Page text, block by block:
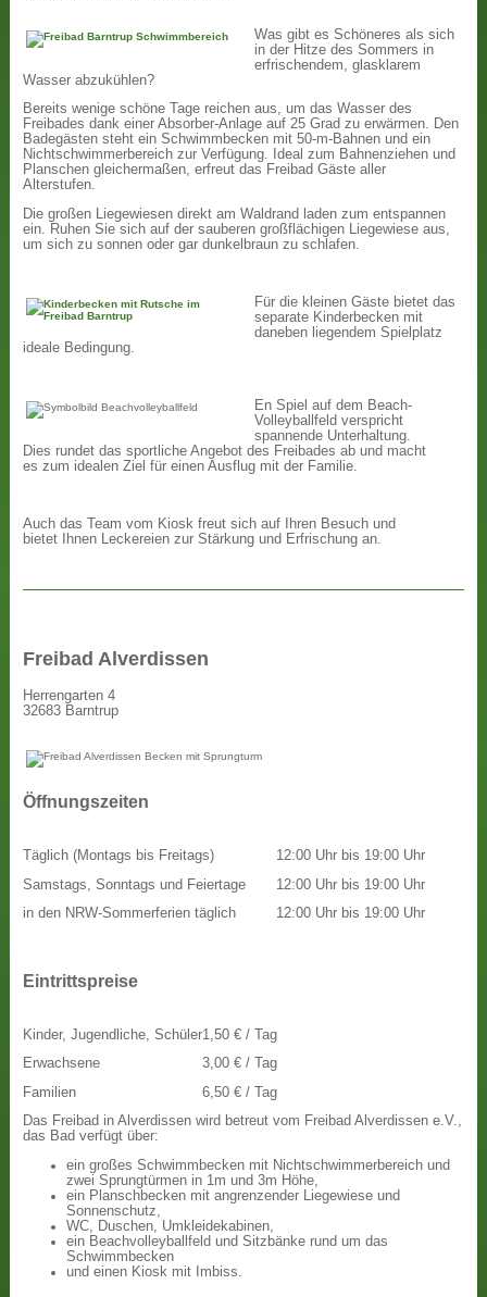
Was gibt es Schöneres als sich
in der Hitze des Sommers in
erfrischendem, glasklarem
Wasser abzukühlen?
Bereits wenige schöne Tage reichen aus, um das Wasser des
Freibades dank einer Absorber-Anlage auf 25 Grad zu erwärmen. Den
Badegästen steht ein Schwimmbecken mit 50-m-Bahnen und ein
Nichtschwimmerbereich zur Verfügung. Ideal zum Bahnenziehen und
Planschen gleichermaßen, erfreut das Freibad Gäste aller
Alterstufen.
Die großen Liegewiesen direkt am Waldrand laden zum entspannen
ein. Ruhen Sie sich auf der sauberen großflächigen Liegewiese aus,
um sich zu sonnen oder gar dunkelbraun zu schlafen.
Für die kleinen Gäste bietet das
separate Kinderbecken mit
daneben liegendem Spielplatz
ideale Bedingung.
En Spiel auf dem Beach-
Volleyballfeld verspricht
spannende Unterhaltung.
Dies rundet das sportliche Angebot des Freibades ab und macht
es zum idealen Ziel für einen Ausflug mit der Familie.
Auch das Team vom Kiosk freut sich auf Ihren Besuch und
bietet Ihnen Leckereien zur Stärkung und Erfrischung an.
Freibad Alverdissen
Herrengarten 4
32683 Barntrup
Öffnungszeiten
Täglich (Montags bis Freitags)
Samstags, Sonntags und Feiertage
in den NRW-Sommerferien täglich
12:00 Uhr bis 19:00 Uhr
12:00 Uhr bis 19:00 Uhr
12:00 Uhr bis 19:00 Uhr
Eintrittspreise
Kinder, Jugendliche, Schüler
Erwachsene
Familien
1,50 € / Tag
3,00 € / Tag
6,50 € / Tag
Das Freibad in Alverdissen wird betreut vom Freibad Alverdissen e.V.,
das Bad verfügt über:
ein großes Schwimmbecken mit Nichtschwimmerbereich und
zwei Sprungtürmen in 1m und 3m Höhe,
ein Planschbecken mit angrenzender Liegewiese und
Sonnenschutz,
WC, Duschen, Umkleidekabinen,
ein Beachvolleyballfeld und Sitzbänke rund um das
Schwimmbecken
und einen Kiosk mit Imbiss.